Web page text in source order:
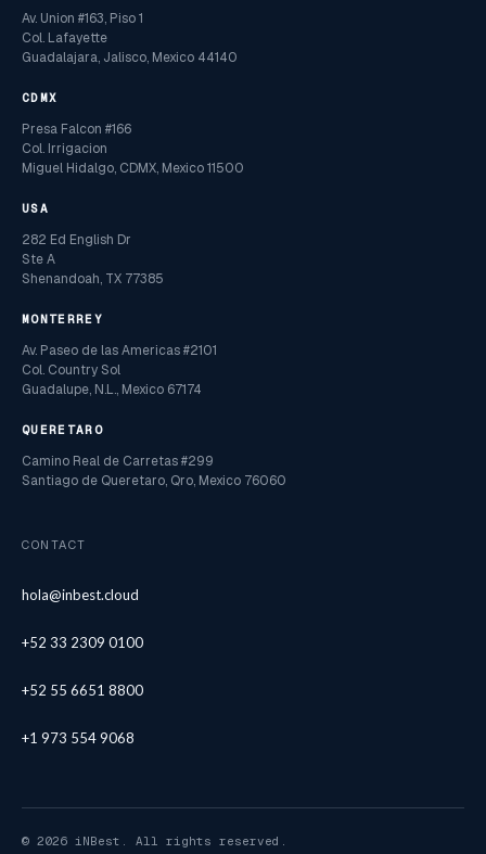
Av. Union #163, Piso 1
Col. Lafayette
Guadalajara, Jalisco, Mexico 44140
CDMX
Presa Falcon #166
Col. Irrigacion
Miguel Hidalgo, CDMX, Mexico 11500
USA
282 Ed English Dr
Ste A
Shenandoah, TX 77385
MONTERREY
Av. Paseo de las Americas #2101
Col. Country Sol
Guadalupe, N.L., Mexico 67174
QUERETARO
Camino Real de Carretas #299
Santiago de Queretaro, Qro, Mexico 76060
CONTACT
hola@inbest.cloud
+52 33 2309 0100
+52 55 6651 8800
+1 973 554 9068
© 2026 iNBest. All rights reserved.